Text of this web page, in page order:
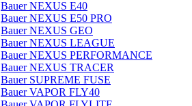
Bauer NEXUS E40
Bauer NEXUS E50 PRO
Bauer NEXUS GEO
Bauer NEXUS LEAGUE
Bauer NEXUS PERFORMANCE
Bauer NEXUS TRACER
Bauer SUPREME FUSE
Bauer VAPOR FLY40